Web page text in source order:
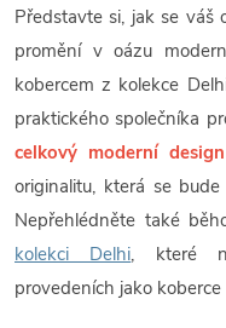
Představte si, jak se váš
promění v oázu
kobercem z kolekce
praktického společníka
celkový moderní design
originalitu, která se
Nepřehlédněte také
kolekci Delhi, které
provedeních jako koberce